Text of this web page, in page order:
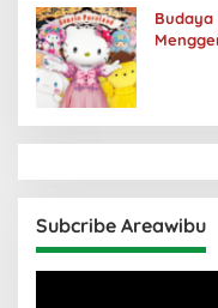
Budaya
Subcribe Areawibu